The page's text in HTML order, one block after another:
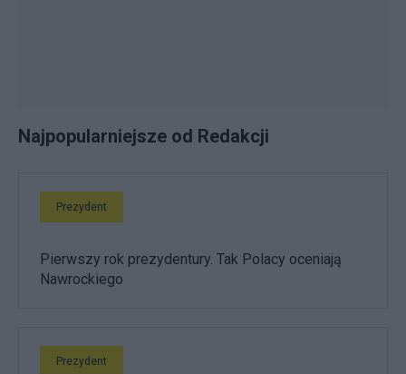
Najpopularniejsze od Redakcji
Prezydent
Pierwszy rok prezydentury. Tak Polacy oceniają
Nawrockiego
Prezydent